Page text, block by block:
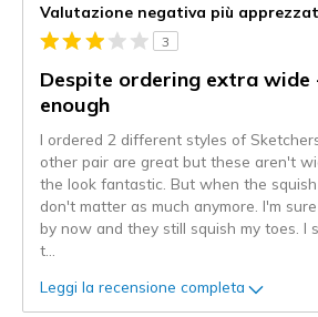
Valutazione negativa più
3
Despite ordering extra
enough
I ordered 2 different styles of
other pair are great but these aren't
the look fantastic. But when the
don't matter as much anymore. I'm
by now and they still squish my toes. I
t
Leggi la recensione completa